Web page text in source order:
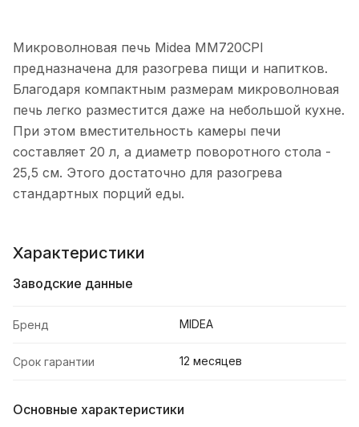
Микроволновая печь Midea MM720CPI
предназначена для разогрева пищи и напитков.
Благодаря компактным размерам микроволновая
печь легко разместится даже на небольшой кухне.
При этом вместительность камеры печи
составляет 20 л, а диаметр поворотного стола -
25,5 см. Этого достаточно для разогрева
стандартных порций еды.
Характеристики
Заводские данные
Бренд MIDEA
Срок гарантии 12 месяцев
Основные характеристики